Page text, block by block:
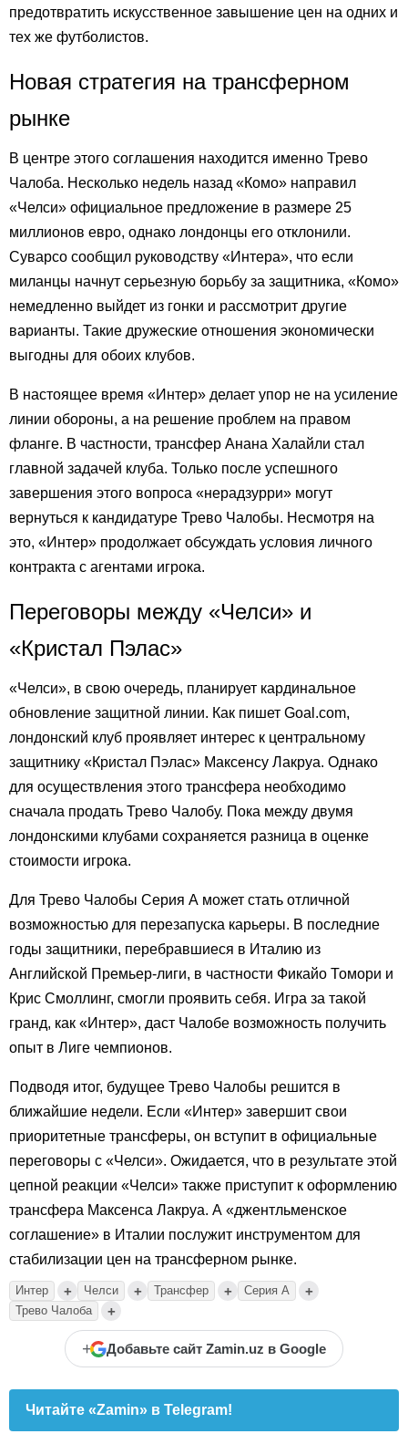
предотвратить искусственное завышение цен на одних и
тех же футболистов.
Новая стратегия на трансферном
рынке
В центре этого соглашения находится именно Трево
Чалоба. Несколько недель назад «Комо» направил
«Челси» официальное предложение в размере 25
миллионов евро, однако лондонцы его отклонили.
Суварсо сообщил руководству «Интера», что если
миланцы начнут серьезную борьбу за защитника, «Комо»
немедленно выйдет из гонки и рассмотрит другие
варианты. Такие дружеские отношения экономически
выгодны для обоих клубов.
В настоящее время «Интер» делает упор не на усиление
линии обороны, а на решение проблем на правом
фланге. В частности, трансфер Анана Халайли стал
главной задачей клуба. Только после успешного
завершения этого вопроса «нерадзурри» могут
вернуться к кандидатуре Трево Чалобы. Несмотря на
это, «Интер» продолжает обсуждать условия личного
контракта с агентами игрока.
Переговоры между «Челси» и
«Кристал Пэлас»
«Челси», в свою очередь, планирует кардинальное
обновление защитной линии. Как пишет Goal.com,
лондонский клуб проявляет интерес к центральному
защитнику «Кристал Пэлас» Максенсу Лакруа. Однако
для осуществления этого трансфера необходимо
сначала продать Трево Чалобу. Пока между двумя
лондонскими клубами сохраняется разница в оценке
стоимости игрока.
Для Трево Чалобы Серия А может стать отличной
возможностью для перезапуска карьеры. В последние
годы защитники, перебравшиеся в Италию из
Английской Премьер-лиги, в частности Фикайо Томори и
Крис Смоллинг, смогли проявить себя. Игра за такой
гранд, как «Интер», даст Чалобе возможность получить
опыт в Лиге чемпионов.
Подводя итог, будущее Трево Чалобы решится в
ближайшие недели. Если «Интер» завершит свои
приоритетные трансферы, он вступит в официальные
переговоры с «Челси». Ожидается, что в результате этой
цепной реакции «Челси» также приступит к оформлению
трансфера Максенса Лакруа. А «джентльменское
соглашение» в Италии послужит инструментом для
стабилизации цен на трансферном рынке.
Интер + Челси + Трансфер + Серия А +
Трево Чалоба +
+ Добавьте сайт Zamin.uz в Google
Читайте «Zamin» в Telegram!